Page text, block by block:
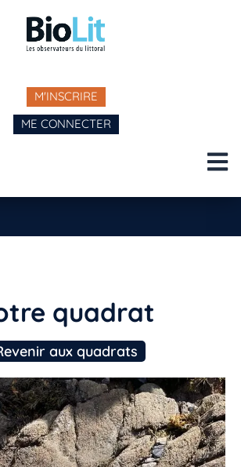
M'INSCRIRE
ME CONNECTER
quadrat
aux quadrats